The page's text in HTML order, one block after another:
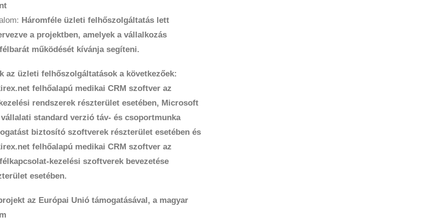
Háromféle üzleti felhőszolgáltatás lett
a projektben, amelyek a vállalkozás
működését kívánja segíteni.
az üzleti felhőszolgáltatások a következőek:
felhőalapú medikai CRM szoftver az
rendszerek részterület esetében, Microsoft
vállalati standard verzió táv- és csoportmunka
biztosító szoftverek részterület esetében és
felhőalapú medikai CRM szoftver az
kezelési szoftverek bevezetése
esetében.
az Európai Unió támogatásával, a magyar